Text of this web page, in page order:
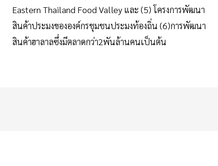
Eastern Thailand Food Valley และ (5) โครงการพัฒนา
สินค้าประมงขององค์กรชุมชนประมงท้องถิ่น (6)การพัฒนา
สินค้าฮาลาลซึ่งมีตลาดกว่า2พันล้านคนเป็นต้น